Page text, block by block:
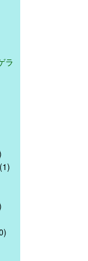
ラ
(1)